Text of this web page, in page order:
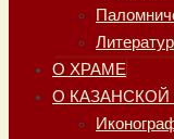
О ХРАМЕ
О КАЗАНСКОЙ